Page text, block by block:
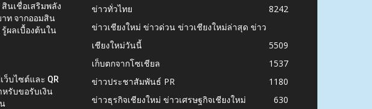
นเชื่อเสริมพลัง
าท จากออมสิน
รู้ผลเบื้องต้นใน
ว็บไซต์และ QR
รับขอรับเงิน
ข่าวทั่วไทย
8242
ข่าวเชียงใหม่ ข่าวด่วน ข่าวเชียงใหม่ล่าสุด ข่าว
เชียงใหม่วันนี้
5509
เก็บตกจากโซเชียล
1537
ข่าวประชาสัมพันธ์ PR
1180
ข่าวธุรกิจเชียงใหม่ ข่าวเศรษฐกิจเชียงใหม่
630